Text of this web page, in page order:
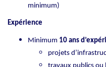
minimum)
Expérience
Minimum 10 ans
projets